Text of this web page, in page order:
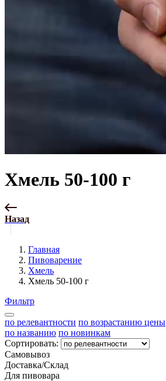
Хмель 50-100 г
Назад
Главная
Пивоварение
Хмель
Хмель 50-100 г
Фильтр
по релевантности по возрастанию цены
по названию по новинкам
Сортировать:
Самовывоз
Доставка/Склад
Для пивовара